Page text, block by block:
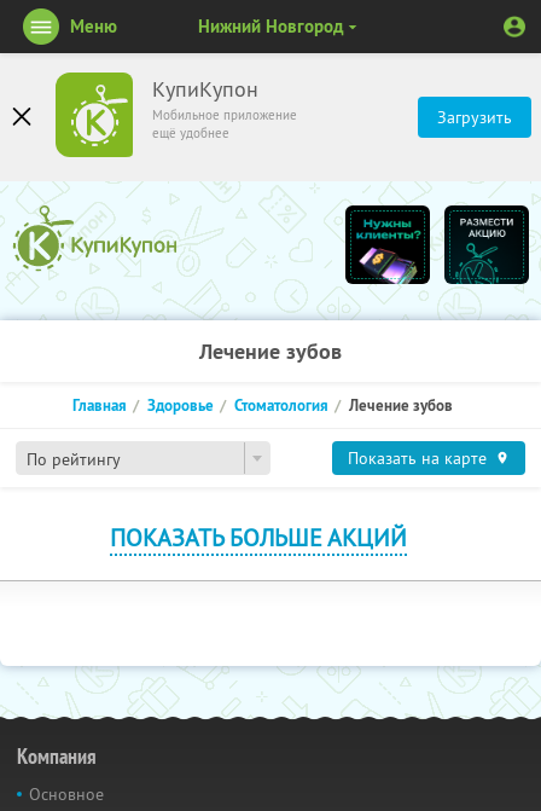
КупиКупон
Мобильное приложение
ещё удобнее
Загрузить
Меню Нижний Новгород
Лечение зубов
По рейтингу
Главная Здоровье Стоматология Лечение зубов
Показать на карте
ПОКАЗАТЬ БОЛЬШЕ АКЦИЙ
Компания
Основное